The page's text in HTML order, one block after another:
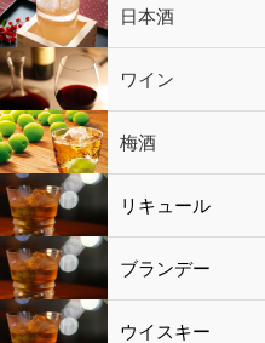
芋焼酎
かめ壷入り焼酎
黒糖焼酎
米焼酎
麦焼酎
そば焼酎
泡盛
とうもろこし焼酎
ギフトコーナー
セットコーナー
益々繁盛
鹿児島限定 日本酒
日本酒
スパークリング
ギフト ワイン
赤ワイン
白ワイン
ロゼワイン
スパークリング
シャンパン 梅酒
梅酒
シャンパン
リキュール リキュール
ブランデー
ウイスキー